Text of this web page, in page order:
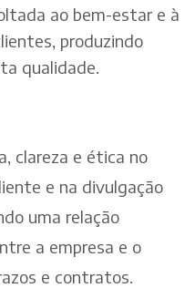
ao bem-estar e à
produzindo
qualidade.
clareza e ética no
e na divulgação
uma relação
a empresa e o
e contratos.